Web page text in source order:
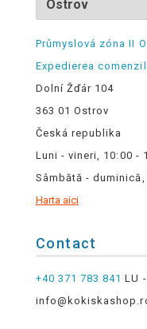
Průmyslová zóna II
Expedierea
Dolní Žďár 104
363 01 Ostrov
Česká republika
Luni - vineri, 10:00 -
Sâmbătă -
Harta aici
Contact
+40 371 783 841 LU